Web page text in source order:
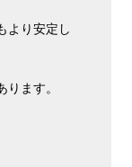
より安定し
ます。